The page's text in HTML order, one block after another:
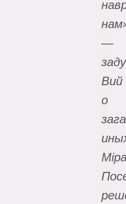
—
Вий
о